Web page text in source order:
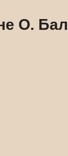
О.